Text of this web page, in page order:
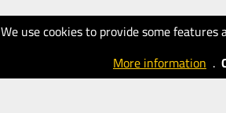
We use cookies to provide some features
More information .